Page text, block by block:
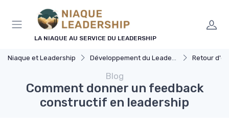
LA NIAQUE AU SERVICE DU LEADERSHIP
Niaque et Leadership Développement du Leadership Retour
Blog
Comment donner un feedback
constructif en leadership